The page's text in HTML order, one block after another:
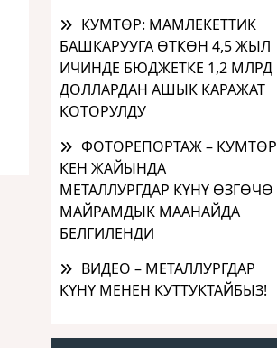
КУМТӨР: МАМЛЕКЕТТИК
БАШКАРУУГА ӨТКӨН 4,5 ЖЫЛ
ИЧИНДЕ БЮДЖЕТКЕ 1,2 МЛРД
ДОЛЛАРДАН АШЫК КАРАЖАТ
КОТОРУЛДУ
ФОТОРЕПОРТАЖ – КУМТӨР
КЕН ЖАЙЫНДА
МЕТАЛЛУРГДАР КҮНҮ ӨЗГӨЧӨ
МАЙРАМДЫК МААНАЙДА
БЕЛГИЛЕНДИ
ВИДЕО – МЕТАЛЛУРГДАР
КҮНҮ МЕНЕН КУТТУКТАЙБЫЗ!